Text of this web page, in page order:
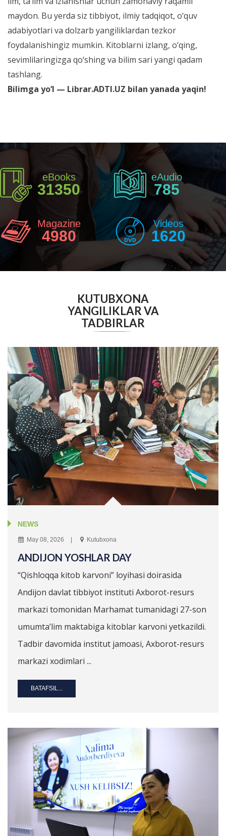
maydon. Bu yerda siz tibbiyot, ilmiy tadqiqot, o‘quv
adabiyotlari va dolzarb yangiliklardan tezkor
foydalanishingiz mumkin. Kitoblarni izlang, o‘qing,
sevimlilaringizga qo‘shing va bilim sari yangi qadam
tashlang.
Bilimga yo‘l — Librar.ADTI.UZ bilan yanada yaqin!
eBooks
31350
eAudio
785
Magazine
4980
Videos
1620
KUTUBXONA
YANGILIKLAR VA
TADBIRLAR
NEWS
May 08, 2026 Kutubxona
ANDIJON YOSHLAR DAY
“Qishloqqa kitob karvoni” loyihasi doirasida
Andijon davlat tibbiyot instituti Axborot-resurs
markazi tomonidan Marhamat tumanidagi 27-son
umumta’lim maktabiga kitoblar karvoni yetkazildi.
Tadbir davomida institut jamoasi, Axborot-resurs
markazi xodimlari ...
BATAFSIL...